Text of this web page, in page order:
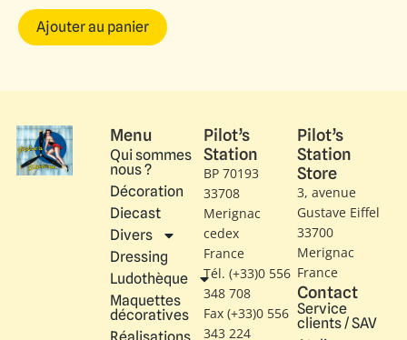
Ajouter au panier
Menu
Qui sommes
nous ?
Décoration
Diecast
Divers
Dressing
Ludothèque
Maquettes
décoratives
Pilot’s
Station
BP 70193
33708
Merignac
cedex
France
Tél. (+33)0 556
348 708
Fax (+33)0 556
343 224
Pilot’s
Station
Store
3, avenue
Gustave Eiffel​
33700
Merignac
France
Contact
Service
clients / SAV